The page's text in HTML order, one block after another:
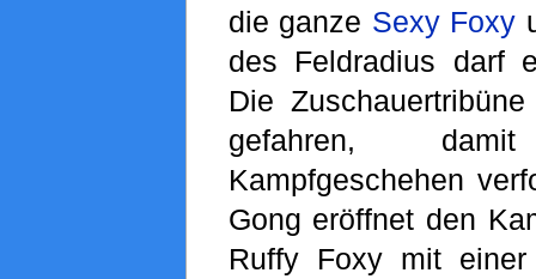
die ganze Sexy Foxy
des Feldradius darf
Die
gefahren,
Kampfgeschehen
Gong eröffnet den
Ruffy Foxy mit